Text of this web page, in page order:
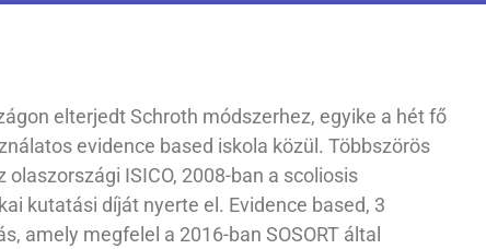
elterjedt Schroth módszerhez, egyike a hét fő
evidence based iskola közül. Többszörös
olaszországi ISICO, 2008-ban a scoliosis
kutatási díját nyerte el. Evidence based, 3
amely megfelel a 2016-ban SOSORT által